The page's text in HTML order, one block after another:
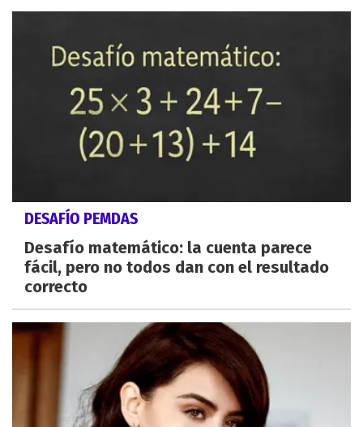
DESAFÍO PEMDAS
Desafío matemático: la cuenta parece
fácil, pero no todos dan con el resultado
correcto